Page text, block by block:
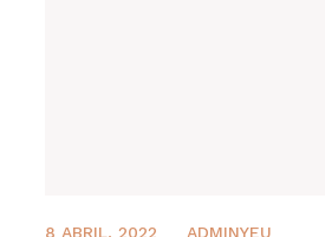
8 ABRIL, 2022 ADMINYEU